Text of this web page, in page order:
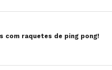
com raquetes de ping pong!